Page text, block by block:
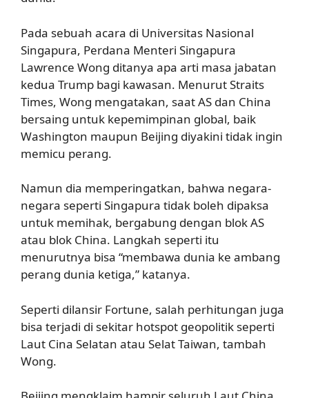
Pada sebuah acara di Universitas Nasional
Singapura, Perdana Menteri Singapura
Lawrence Wong ditanya apa arti masa jabatan
kedua Trump bagi kawasan. Menurut Straits
Times, Wong mengatakan, saat AS dan China
bersaing untuk kepemimpinan global, baik
Washington maupun Beijing diyakini tidak ingin
memicu perang.
Namun dia memperingatkan, bahwa negara-
negara seperti Singapura tidak boleh dipaksa
untuk memihak, bergabung dengan blok AS
atau blok China. Langkah seperti itu
menurutnya bisa “membawa dunia ke ambang
perang dunia ketiga,” katanya.
Seperti dilansir Fortune, salah perhitungan juga
bisa terjadi di sekitar hotspot geopolitik seperti
Laut Cina Selatan atau Selat Taiwan, tambah
Wong.